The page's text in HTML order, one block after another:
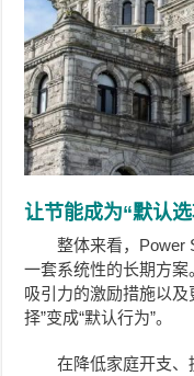
让节能成为“默认
整体来看，Power
一套系统性的长期方
吸引力的激励措施以
择”变成“默认行为”。
在降低家庭开支